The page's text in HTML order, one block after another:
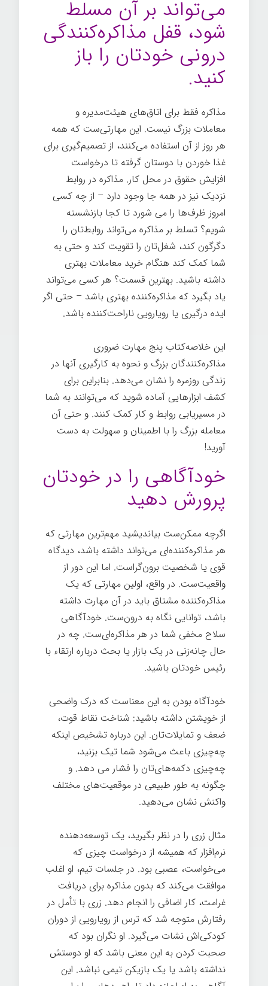
می‌تواند بر آن مسلط
شود، قفل مذاکره‌کنندگی
درونی خودتان را باز
کنید.
مذاکره فقط برای اتاق‌های هیئت‌مدیره و
معاملات بزرگ نیست. این مهارتی‌ست که همه
هر روز از آن استفاده می‌کنند، از تصمیم‌گیری برای
غذا خوردن با دوستان گرفته تا درخواست
افزایش حقوق در محل کار. مذاکره در روابط
نزدیک نیز در همه جا وجود دارد – از چه کسی
امروز ظرف‌ها را می شورد تا کجا بازنشسته
شویم؟ تسلط بر مذاکره می‌تواند روابط‌تان را
دگرگون کند، شغل‌تان را تقویت کند و حتی به
شما کمک کند هنگام خرید معاملات بهتری
داشته باشید. بهترین قسمت؟ هر کسی می‌تواند
یاد بگیرد که مذاکره‌کننده بهتری باشد – حتی اگر
ایده درگیری یا رویارویی ناراحت‌کننده باشد.
این ‌خلاصه‌کتاب پنج مهارت ضروری
مذاکره‌کنندگان بزرگ و نحوه به کارگیری آنها در
زندگی روزمره را نشان می‌دهد. بنابراین برای
کشف ابزارهایی آماده شوید که می‌توانند به شما
در مسیریابی روابط و کار کمک کنند. و حتی آن
معامله بزرگ را با اطمینان و سهولت به دست
آورید!
خودآگاهی را در خودتان
پرورش دهید
اگرچه ممکن‌ست بیاندیشید مهم‌ترین مهارتی که
هر مذاکره‌کننده‌ای می‌تواند داشته باشد، دیدگاه
قوی یا شخصیت برون‌گراست. اما این دور از
واقعیت‌ست. در واقع، اولین مهارتی که یک
مذاکره‌کننده مشتاق باید در آن مهارت داشته
باشد، توانایی نگاه به درون‌ست. خودآگاهی
سلاح مخفی شما در هر مذاکره‌ای‌ست. چه در
حال چانه‌زنی در یک بازار یا بحث درباره ارتقاء با
رئیس خودتان باشید.
خودآگاه بودن به این معناست که درک واضحی
از خویشتن داشته باشید: شناخت نقاط قوت،
ضعف و تمایلات‌تان. این درباره تشخیص اینکه
چه‌چیزی باعث می‌شود شما تیک بزنید،
چه‌چیزی دکمه‌های‌تان را فشار می دهد. و
چگونه به طور طبیعی در موقعیت‌های مختلف
واکنش نشان می‌دهید.
مثال زری را در نظر بگیرید، یک توسعه‌دهنده
نرم‌افزار که همیشه از درخواست چیزی که
می‌خواست، عصبی بود. در جلسات تیم، او اغلب
موافقت می‌کند که بدون مذاکره برای دریافت
غرامت، کار اضافی را انجام دهد. زری با تأمل در
رفتارش متوجه شد که ترس از رویارویی از دوران
کودکی‌اش نشات می‌گیرد. او نگران بود که
صحبت کردن به این معنی باشد که او دوستش
نداشته باشد یا یک بازیکن تیمی نباشد. این